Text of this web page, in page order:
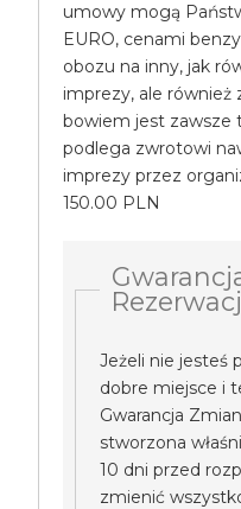
umowy mogą
EURO, cenami
obozu na inny, jak
imprezy, ale również
bowiem jest zawsze
podlega zwrotowi
imprezy przez
150.00 PLN
Jeżeli nie jesteś
dobre miejsce i
Gwarancja
stworzona
10 dni przed
zmienić